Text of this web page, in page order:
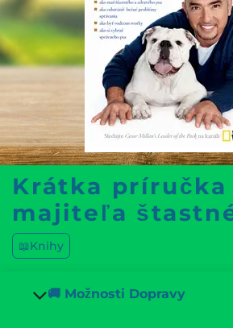
Krátka príručka
majiteľa
📖Knihy
🚚 Možnosti Dopravy